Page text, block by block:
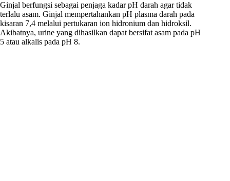
Ginjal berfungsi sebagai penjaga kadar pH darah agar tidak
terlalu asam. Ginjal mempertahankan pH plasma darah pada
kisaran 7,4 melalui pertukaran ion hidronium dan hidroksil.
Akibatnya, urine yang dihasilkan dapat bersifat asam pada pH
5 atau alkalis pada pH 8.